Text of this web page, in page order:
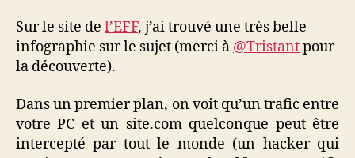
Sur le site de l’EFF, j’ai trouvé une très belle
infographie sur le sujet (merci à @Tristantpour
la découverte).
Dans un premier plan, on voit qu’un trafic entre
votre PC et un site.com quelconque peut être
intercepté par tout le monde (un hacker qui